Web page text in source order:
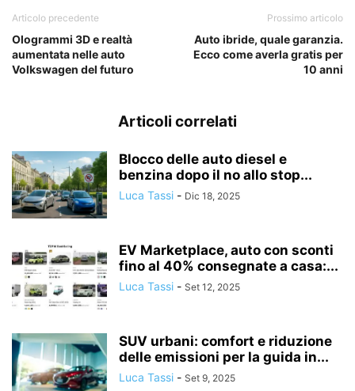
Articolo precedente
Ologrammi 3D e realtà
aumentata nelle auto
Volkswagen del futuro
Prossimo articolo
Auto ibride, quale garanzia.
Ecco come averla gratis per
10 anni
Articoli correlati
Blocco delle auto diesel e
benzina dopo il no allo stop...
Luca Tassi - Dic 18, 2025
EV Marketplace, auto con sconti
fino al 40% consegnate a casa:...
Luca Tassi - Set 12, 2025
SUV urbani: comfort e riduzione
delle emissioni per la guida in...
Luca Tassi - Set 9, 2025